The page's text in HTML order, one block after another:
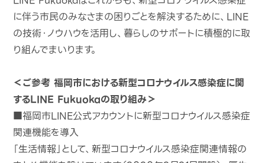
に伴う市民のみなさまの困りごとを解決するために、LINE
の技術・ノウハウを活用し、暮らしのサポートに積極的に取
り組んでまいります。
＜ご参考 福岡市における新型コロナウイルス感染症に関
するLINE Fukuokaの取り組み＞
■福岡市LINE公式アカウントに新型コロナウイルス感染症
関連機能を導入
「生活情報」として、新型コロナウイルス感染症関連情報の